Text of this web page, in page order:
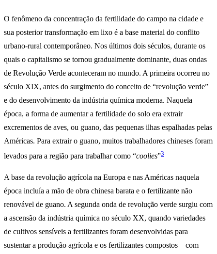
O fenômeno da concentração da fertilidade do campo na cidade e
sua posterior transformação em lixo é a base material do conflito
urbano-rural contemporâneo. Nos últimos dois séculos, durante os
quais o capitalismo se tornou gradualmente dominante, duas ondas
de Revolução Verde aconteceram no mundo. A primeira ocorreu no
século XIX, antes do surgimento do conceito de “revolução verde”
e do desenvolvimento da indústria química moderna. Naquela
época, a forma de aumentar a fertilidade do solo era extrair
excrementos de aves, ou guano, das pequenas ilhas espalhadas pelas
Américas. Para extrair o guano, muitos trabalhadores chineses foram
levados para a região para trabalhar como “coolies”3
A base da revolução agrícola na Europa e nas Américas naquela
época incluía a mão de obra chinesa barata e o fertilizante não
renovável de guano. A segunda onda de revolução verde surgiu com
a ascensão da indústria química no século XX, quando variedades
de cultivos sensíveis a fertilizantes foram desenvolvidas para
sustentar a produção agrícola e os fertilizantes compostos – com